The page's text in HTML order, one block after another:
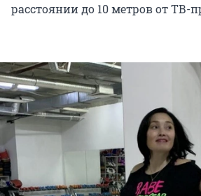
расстоянии до 10 метров от ТВ-